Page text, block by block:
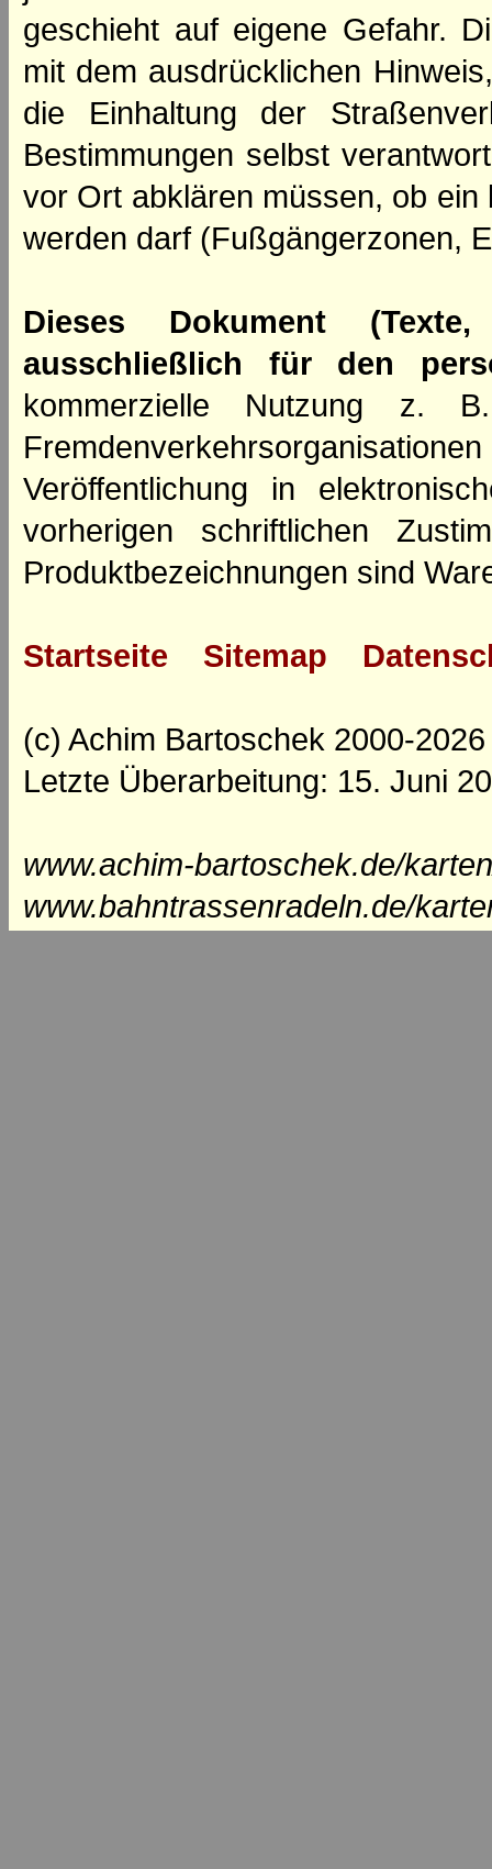
geschieht auf eigene Gefahr.
mit dem ausdrücklichen
die Einhaltung der
Bestimmungen selbst
vor Ort abklären müssen, ob
werden darf (Fußgängerzonen,
Dieses Dokument
ausschließlich für den
kommerzielle Nutzung z.
Veröffentlichung in
vorherigen schriftlichen
Produktbezeichnungen sind
Startseite Sitemap
(c) Achim Bartoschek 2000-2026
Letzte Überarbeitung: 15. Juni
www.achim-bartoschek.de/
www.bahntrassenradeln.de/